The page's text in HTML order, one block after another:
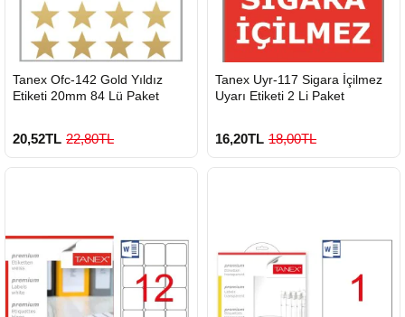
GÖNDERİ
Tanex Ofc-142 Gold Yıldız
Etiketi 20mm 84 Lü Paket
20,52TL 22,80TL
GÖNDERİ
Tanex Uyr-117 Sigara İçilmez
Uyarı Etiketi 2 Li Paket
16,20TL 18,00TL